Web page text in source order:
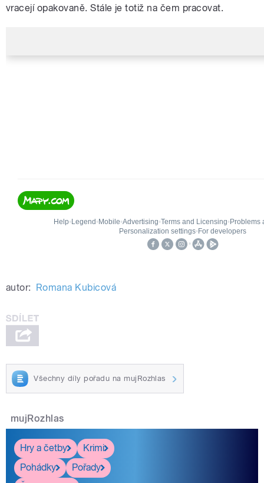
vracejí opakovaně. Stále je totiž na čem pracovat.
autor: Romana Kubicová
Všechny díly pořadu na mujRozhlas
mujRozhlas
Hry a četby
Krimi
Pohádky
Pořady